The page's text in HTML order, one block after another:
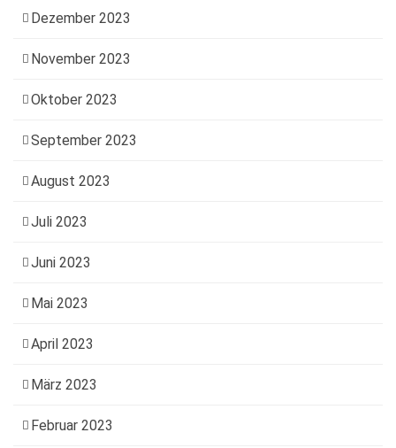
Dezember 2023
November 2023
Oktober 2023
September 2023
August 2023
Juli 2023
Juni 2023
Mai 2023
April 2023
März 2023
Februar 2023